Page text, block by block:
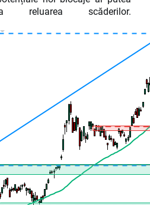
scăderilor.